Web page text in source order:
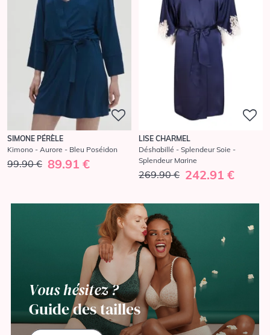
SIMONE PÉRÈLE
Kimono - Aurore - Bleu Poséidon
99.90 € 89.91 €
LISE CHARMEL
Déshabillé - Splendeur Soie -
Splendeur Marine
269.90 € 242.91 €
Vous hésitez ?
Guide des tailles